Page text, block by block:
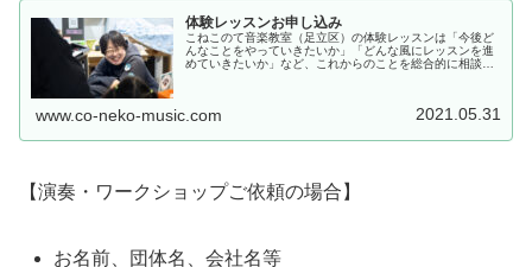
体験レッスンお申し込み
こねこのて音楽教室（足立区）の体験レッスンは「今後ど
んなことをやっていきたいか」「どんな風にレッスンを進
めていきたいか」など、これからのことを総合的に相談す
www.co-neko-music.com 2021.05.31
【演奏・ワークショップご依頼の場合】
お名前、団体名、会社名等